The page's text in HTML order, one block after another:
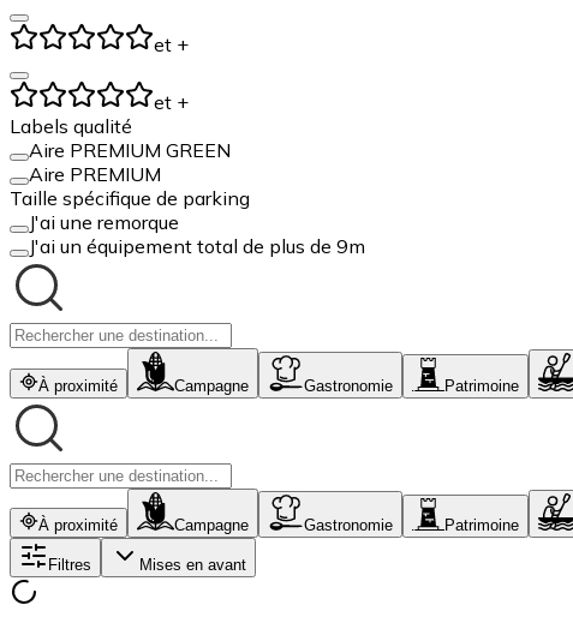
et +
et +
Labels qualité
Aire PREMIUM GREEN
Aire PREMIUM
Taille spécifique de parking
J'ai une remorque
J'ai un équipement total de plus de 9m
À proximité Campagne Gastronomie Patrimoine
À proximité Campagne Gastronomie Patrimoine
Filtres Mises en avant